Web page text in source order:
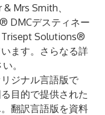
Mrs Smith、
DMCデスティネー
Trisept Solutions®
ます。さらなる詳
。
ジナル言語版で
目的で提供された
翻訳言語版を資料